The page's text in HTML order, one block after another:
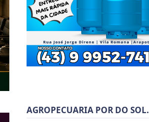
AGROPECUARIA POR DO SOL.